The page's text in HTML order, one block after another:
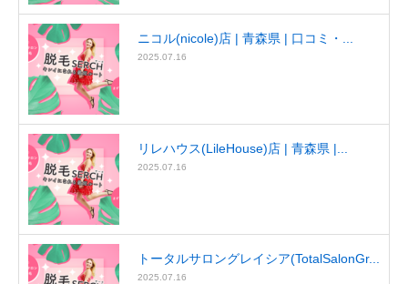
ニコル(nicole)店 | 青森県 | 口コミ・...
2025.07.16
リレハウス(LileHouse)店 | 青森県 |...
2025.07.16
トータルサロングレイシア(TotalSalonGr...
2025.07.16